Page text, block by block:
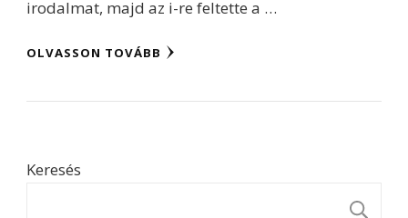
irodalmat, majd az i-re feltette a …
OLVASSON TOVÁBB
Keresés